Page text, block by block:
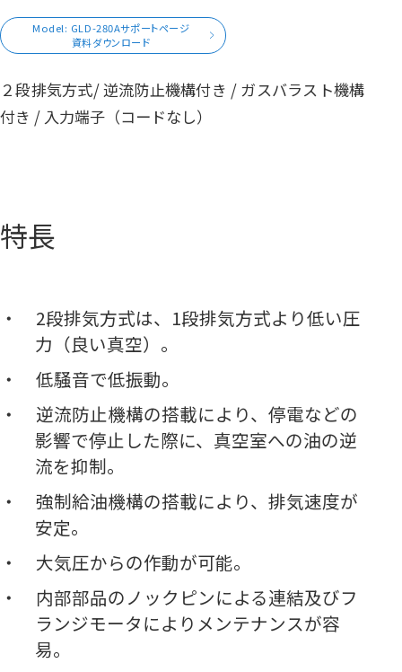
Model: GLD-280Aサポートページ
資料ダウンロード
２段排気方式/ 逆流防止機構付き / ガスバラスト機構
付き / 入力端子（コードなし）
特長
2段排気方式は、1段排気方式より低い圧
力（良い真空）。
低騒音で低振動。
逆流防止機構の搭載により、停電などの
影響で停止した際に、真空室への油の逆
流を抑制。
強制給油機構の搭載により、排気速度が
安定。
大気圧からの作動が可能。
内部部品のノックピンによる連結及びフ
ランジモータによりメンテナンスが容
易。